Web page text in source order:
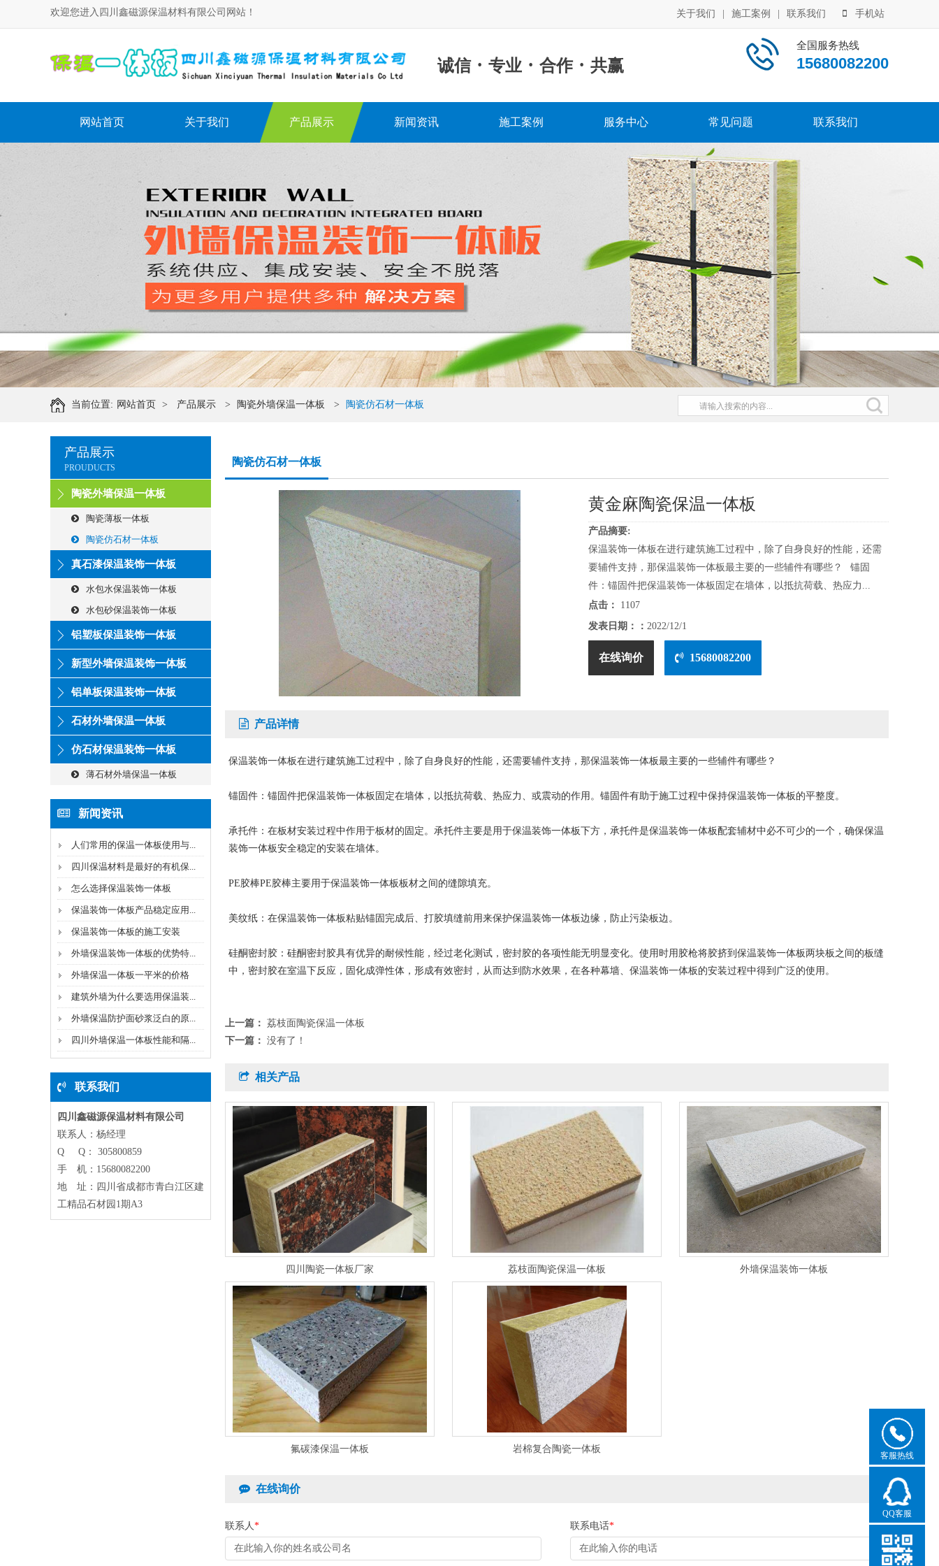
欢迎您进入四川鑫磁源保温材料有限公司网站！ 关于我们 施工案例 联系我们 手机站
诚信 · 专业 · 合作 · 共赢
全国服务热线
15680082200
网站首页 关于我们 产品展示 新闻资讯 施工案例 服务中心 常见问题 联系我们
当前位置: 网站首页 > 产品展示 > 陶瓷外墙保温一体板 > 陶瓷仿石材一体板
产品展示
PROUDUCTS
陶瓷外墙保温一体板
陶瓷薄板一体板
陶瓷仿石材一体板
真石漆保温装饰一体板
水包水保温装饰一体板
水包砂保温装饰一体板
铝塑板保温装饰一体板
新型外墙保温装饰一体板
铝单板保温装饰一体板
石材外墙保温一体板
仿石材保温装饰一体板
薄石材外墙保温一体板
新闻资讯
人们常用的保温一体板使用与...
四川保温材料是最好的有机保...
怎么选择保温装饰一体板
保温装饰一体板产品稳定应用...
保温装饰一体板的施工安装
外墙保温装饰一体板的优势特...
外墙保温一体板一平米的价格
建筑外墙为什么要选用保温装...
外墙保温防护面砂浆泛白的原...
四川外墙保温一体板性能和隔...
联系我们
四川鑫磁源保温材料有限公司
联系人：杨经理
Q Q： 305800859
手 机：15680082200
地 址：四川省成都市青白江区建
工精品石材园1期A3
陶瓷仿石材一体板
黄金麻陶瓷保温一体板
产品摘要:
保温装饰一体板在进行建筑施工过程中，除了自身良好的性能，还需
要辅件支持，那保温装饰一体板最主要的一些辅件有哪些？ 锚固
件：锚固件把保温装饰一体板固定在墙体，以抵抗荷载、热应力...
点击：
1107
发表日期：： 2022/12/1
在线询价 15680082200
产品详情
保温装饰一体板在进行建筑施工过程中，除了自身良好的性能，还需要辅件支持，那保温装饰一体板最主要的一些辅件有哪些？
锚固件：锚固件把保温装饰一体板固定在墙体，以抵抗荷载、热应力、或震动的作用。锚固件有助于施工过程中保持保温装饰一体板的平整度。
承托件：在板材安装过程中作用于板材的固定。承托件主要是用于保温装饰一体板下方，承托件是保温装饰一体板配套辅材中必不可少的一个，确保保温
装饰一体板安全稳定的安装在墙体。
PE胶棒PE胶棒主要用于保温装饰一体板板材之间的缝隙填充。
美纹纸：在保温装饰一体板粘贴锚固完成后、打胶填缝前用来保护保温装饰一体板边缘，防止污染板边。
硅酮密封胶：硅酮密封胶具有优异的耐候性能，经过老化测试，密封胶的各项性能无明显变化。使用时用胶枪将胶挤到保温装饰一体板两块板之间的板缝
中，密封胶在室温下反应，固化成弹性体，形成有效密封，从而达到防水效果，在各种幕墙、保温装饰一体板的安装过程中得到广泛的使用。
上一篇： 荔枝面陶瓷保温一体板
下一篇： 没有了！
相关产品
四川陶瓷一体板厂家 荔枝面陶瓷保温一体板 外墙保温装饰一体板
氟碳漆保温一体板 岩棉复合陶瓷一体板
在线询价
联系人* 联系电话*
客服热线
QQ客服